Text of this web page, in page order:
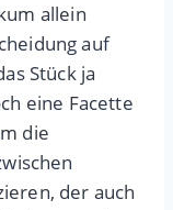
allein
auf
Stück ja
eine Facette
die
der auch